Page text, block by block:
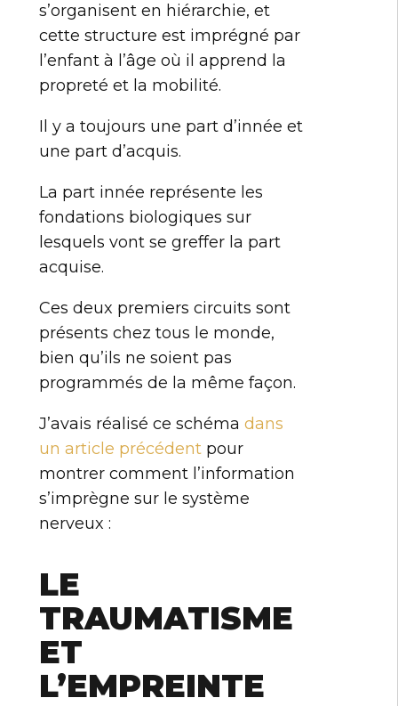
s’organisent en hiérarchie, et
cette structure est imprégné par
l’enfant à l’âge où il apprend la
propreté et la mobilité.
Il y a toujours une part d’innée et
une part d’acquis.
La part innée représente les
fondations biologiques sur
lesquels vont se greffer la part
acquise.
Ces deux premiers circuits sont
présents chez tous le monde,
bien qu’ils ne soient pas
programmés de la même façon.
J’avais réalisé ce schéma dans
un article précédent pour
montrer comment l’information
s’imprègne sur le système
nerveux :
LE
TRAUMATISME
ET
L’EMPREINTE